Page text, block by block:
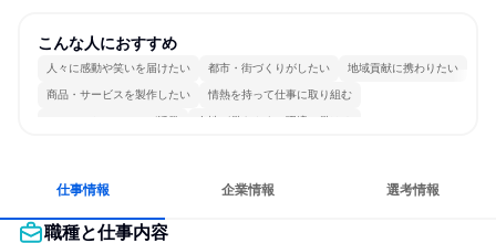
こんな人におすすめ
人々に感動や笑いを届けたい 都市・街づくりがしたい 地域貢献に携わりたい
商品・サービスを製作したい 情熱を持って仕事に取り組む
コミュニケーションが活発 女性が働きやすい環境で働ける
仕事情報 企業情報 選考情報
職種と仕事内容